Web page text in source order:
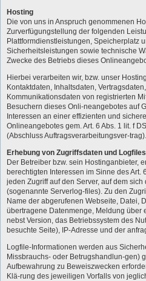
Hosting
Die von uns in Anspruch genommenen
Zurverfügungstellung der folgenden
Plattformdienstleistungen, Speicherplatz
Sicherheitsleistungen sowie technische
Zwecke des Betriebs dieses
Hierbei verarbeiten wir, bzw. unser
Kontaktdaten, Inhaltsdaten,
Kommunikationsdaten von registrierten
Besuchern dieses Onli-neangebotes auf
Interessen an einer effizienten und
Onlineangebotes gem. Art. 6 Abs. 1 lit. f
(Abschluss Auftragsverarbeitungsver-trag).
Erhebung von Zugriffsdaten und Logfiles
Der Betreiber bzw. sein Hostinganbieter,
berechtigten Interessen im Sinne des Art.
jeden Zugriff auf den Server, auf dem
(sogenannte Serverlog-files). Zu den
Name der abgerufenen Webseite, Datei,
übertragene Datenmenge, Meldung über
nebst Version, das Betriebssystem des
besuchte Seite), IP-Adresse und der
Logfile-Informationen werden aus
Missbrauchs- oder Betrugshandlun-gen)
Aufbewahrung zu Beweiszwecken
Klä-rung des jeweiligen Vorfalls von